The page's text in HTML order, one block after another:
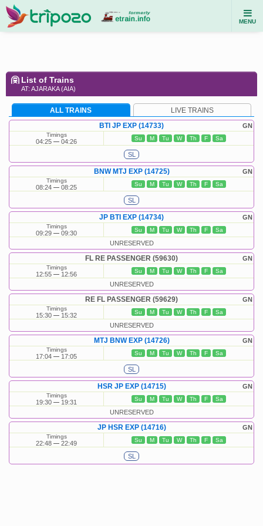
MENU
List of Trains
AT: AJARAKA (AIA)
ALL TRAINS LIVE TRAINS
GN
BTI JP EXP (14733)
Timings
04:25 04:26 Su M Tu W Th F Sa
SL
GN
BNW MTJ EXP (14725)
Timings
08:24 08:25 Su M Tu W Th F Sa
SL
GN
JP BTI EXP (14734)
Timings
09:29 09:30 Su M Tu W Th F Sa
UNRESERVED
GN
FL RE PASSENGER (59630)
Timings
12:55 12:56 Su M Tu W Th F Sa
UNRESERVED
GN
RE FL PASSENGER (59629)
Timings
15:30 15:32 Su M Tu W Th F Sa
UNRESERVED
GN
MTJ BNW EXP (14726)
Timings
17:04 17:05 Su M Tu W Th F Sa
SL
GN
HSR JP EXP (14715)
Timings
19:30 19:31 Su M Tu W Th F Sa
UNRESERVED
GN
JP HSR EXP (14716)
Timings
22:48 22:49 Su M Tu W Th F Sa
SL